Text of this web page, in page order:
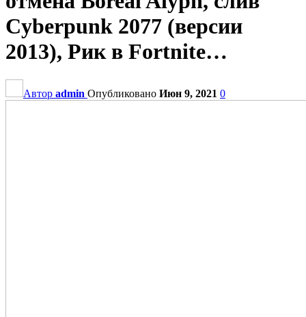
Cyberpunk 2077 (версии
2013), Рик в Fortnite…
Автор admin Опубликовано Июн 9, 2021 0